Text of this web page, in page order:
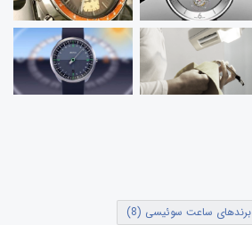
برندهای ساعت سوئیسی (8)